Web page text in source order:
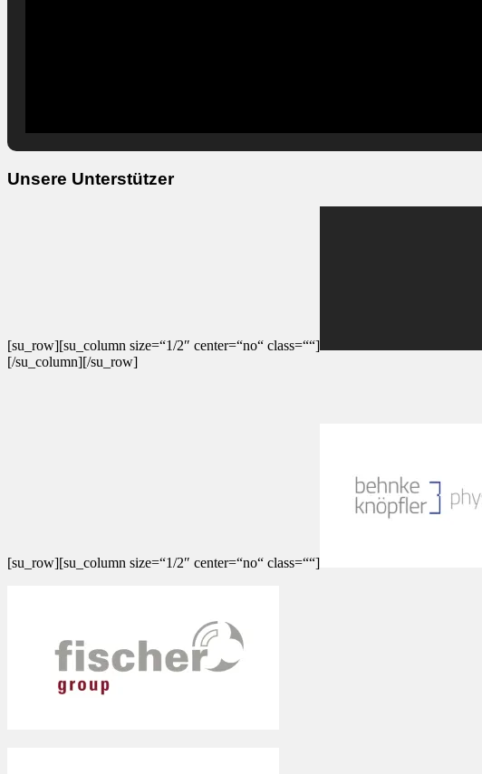
Unsere Unterstützer
[su_row][su_column size=“1/2″ center=“no“ class=““]
[/su_column][/su_row]
[su_row][su_column size=“1/2″ center=“no“ class=““]